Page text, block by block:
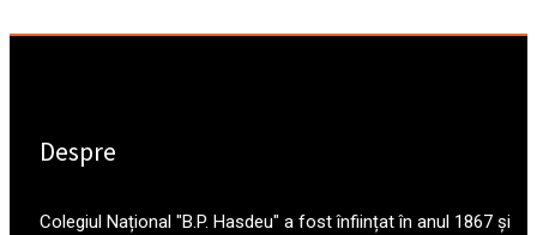
Despre
Colegiul Național "B.P. Hasdeu" a fost înființat în anul 1867 și